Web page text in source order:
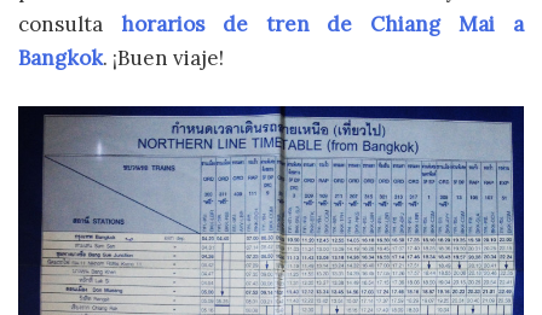
consulta horarios de tren de Chiang Mai a
Bangkok. ¡Buen viaje!